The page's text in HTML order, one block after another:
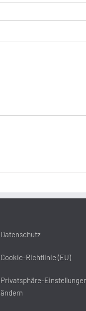
Datenschutz
Cookie-Richtlinie (EU)
Privatsphäre-
ändern